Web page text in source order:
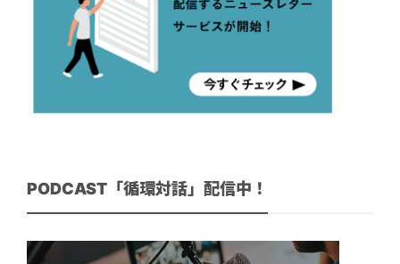
PODCAST「循環対話」配信中！